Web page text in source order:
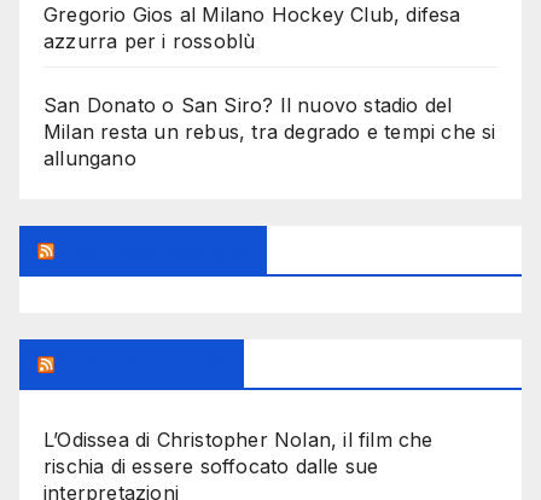
Gregorio Gios al Milano Hockey Club, difesa
azzurra per i rossoblù
San Donato o San Siro? Il nuovo stadio del
Milan resta un rebus, tra degrado e tempi che si
allungano
L’Odissea di Christopher Nolan, il film che
rischia di essere soffocato dalle sue
interpretazioni